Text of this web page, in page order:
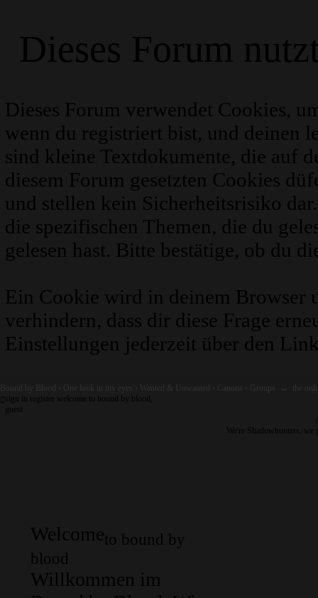
Dieses Forum
Dieses Forum verwendet Cookies,
wenn du registriert bist, und deinen
sind kleine Textdokumente, die auf
diesem Forum gesetzten Cookies
und stellen kein Sicherheitsrisiko
die spezifischen Themen, die du
gelesen hast. Bitte bestätige, ob du
Ein Cookie wird in deinem Browser
verhindern, dass dir diese Frage
Einstellungen jederzeit über den
Bound by Blood › One look in my eyes › Wanted & Unwanted › Canons › Groups →
the
sign in register welcome to bound by blood,
guest
We're Shadowhunters,
Welcometo bound by
blood
Willkommen im